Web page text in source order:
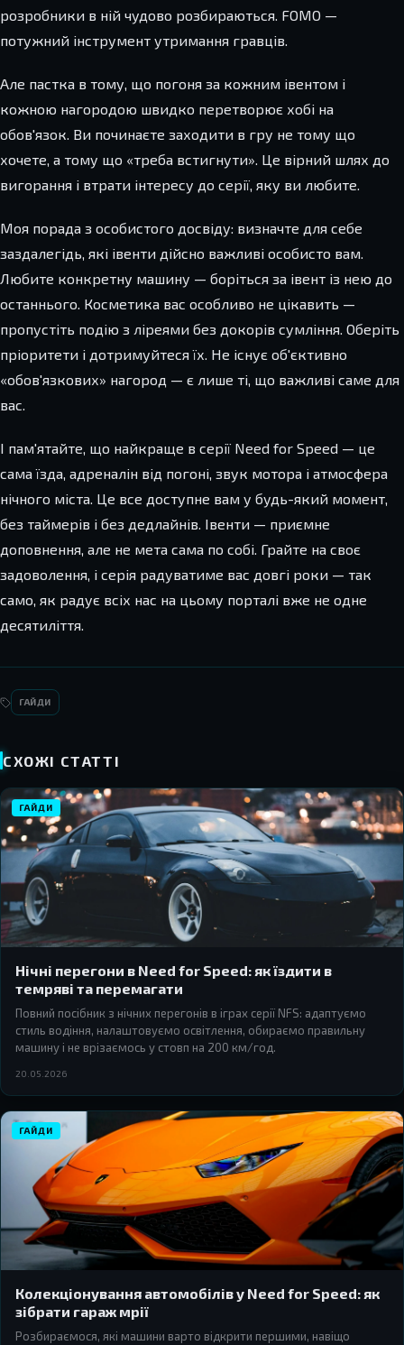
розробники в ній чудово розбираються. FOMO —
потужний інструмент утримання гравців.
Але пастка в тому, що погоня за кожним івентом і
кожною нагородою швидко перетворює хобі на
обов'язок. Ви починаєте заходити в гру не тому що
хочете, а тому що «треба встигнути». Це вірний шлях до
вигорання і втрати інтересу до серії, яку ви любите.
Моя порада з особистого досвіду: визначте для себе
заздалегідь, які івенти дійсно важливі особисто вам.
Любите конкретну машину — боріться за івент із нею до
останнього. Косметика вас особливо не цікавить —
пропустіть подію з ліреями без докорів сумління. Оберіть
пріоритети і дотримуйтеся їх. Не існує об'єктивно
«обов'язкових» нагород — є лише ті, що важливі саме для
вас.
І пам'ятайте, що найкраще в серії Need for Speed — це
сама їзда, адреналін від погоні, звук мотора і атмосфера
нічного міста. Це все доступне вам у будь-який момент,
без таймерів і без дедлайнів. Івенти — приємне
доповнення, але не мета сама по собі. Грайте на своє
задоволення, і серія радуватиме вас довгі роки — так
само, як радує всіх нас на цьому порталі вже не одне
десятиліття.
ГАЙДИ
СХОЖІ СТАТТІ
ГАЙДИ
Нічні перегони в Need for Speed: як їздити в
темряві та перемагати
Повний посібник з нічних перегонів в іграх серії NFS: адаптуємо
стиль водіння, налаштовуємо освітлення, обираємо правильну
машину і не врізаємось у стовп на 200 км/год.
20.05.2026
ГАЙДИ
Колекціонування автомобілів у Need for Speed: як
зібрати гараж мрії
Розбираємося, які машини варто відкрити першими, навіщо